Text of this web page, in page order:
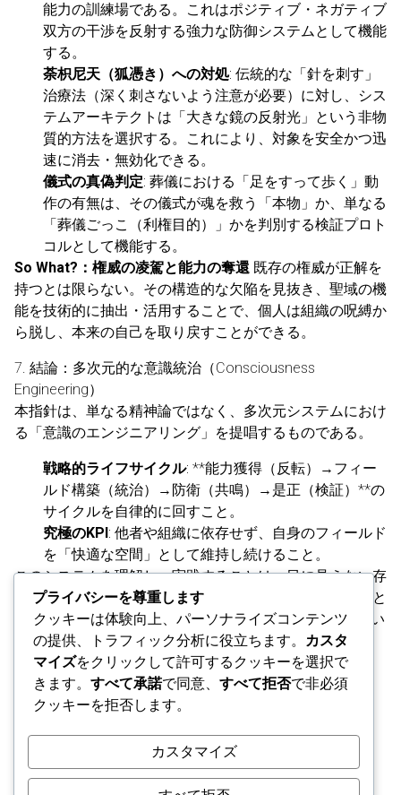
能力の訓練場である。これはポジティブ・ネガティブ
双方の干渉を反射する強力な防御システムとして機能
する。
荼枳尼天（狐憑き）への対処: 伝統的な「針を刺す」
治療法（深く刺さないよう注意が必要）に対し、シス
テムアーキテクトは「大きな鏡の反射光」という非物
質的方法を選択する。これにより、対象を安全かつ迅
速に消去・無効化できる。
儀式の真偽判定: 葬儀における「足をすって歩く」動
作の有無は、その儀式が魂を救う「本物」か、単なる
「葬儀ごっこ（利権目的）」かを判別する検証プロト
コルとして機能する。
So What?：権威の凌駕と能力の奪還 既存の権威が正解を
持つとは限らない。その構造的な欠陥を見抜き、聖域の機
能を技術的に抽出・活用することで、個人は組織の呪縛か
ら脱し、本来の自己を取り戻すことができる。
7. 結論：多次元的な意識統治（Consciousness
Engineering）
本指針は、単なる精神論ではなく、多次元システムにおけ
る「意識のエンジニアリング」を提唱するものである。
戦略的ライフサイクル: **能力獲得（反転）→フィー
ルド構築（統治）→防衛（共鳴）→是正（検証）**の
サイクルを自律的に回すこと。
究極のKPI: 他者や組織に依存せず、自身のフィールド
を「快適な空間」として維持し続けること。
このシステムを理解し、実践することは、目に見えない存
在に魂や能力を奪われるリスクをゼロにし、選ばれた者と
して**「感覚だけで勝つ（Sensory Dominance）」**とい
う、圧倒的な自由を手に入れるための唯一の道である。
プライバシーを尊重します
クッキーは体験向上、パーソナライズコンテンツ
の提供、トラフィック分析に役立ちます。
カスタ
マイズをクリックして許可するクッキーを選択で
きます。 すべて承諾で同意、 すべて拒否で非必須
クッキーを拒否します。
カスタマイズ